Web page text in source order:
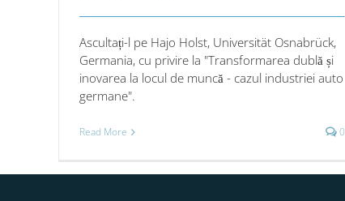
Ascultați-l pe Hajo Holst, Universität Osnabrück,
Germania, cu privire la "Transformarea dublă și
inovarea la locul de muncă - cazul industriei auto
germane".
Read More 0